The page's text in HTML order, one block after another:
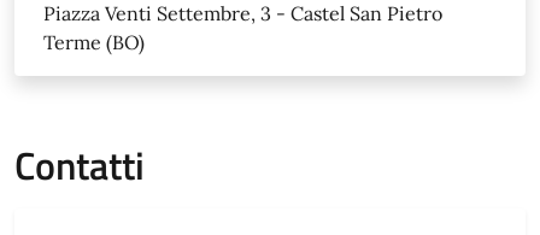
Piazza Venti Settembre, 3 - Castel San Pietro
Terme (BO)
Contatti